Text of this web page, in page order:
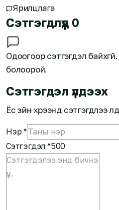
Ярилцлага
Сэтгэгдлүүд 0
Одоогоор сэтгэгдэл
болоорой.
Сэтгэгдэл үлдээх
Ёс зүйн хүрээнд сэтгэгдлээ
Нэр*
Сэтгэгдэл*500